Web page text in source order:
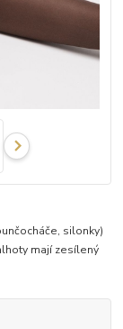
silonky)
mají zesílený